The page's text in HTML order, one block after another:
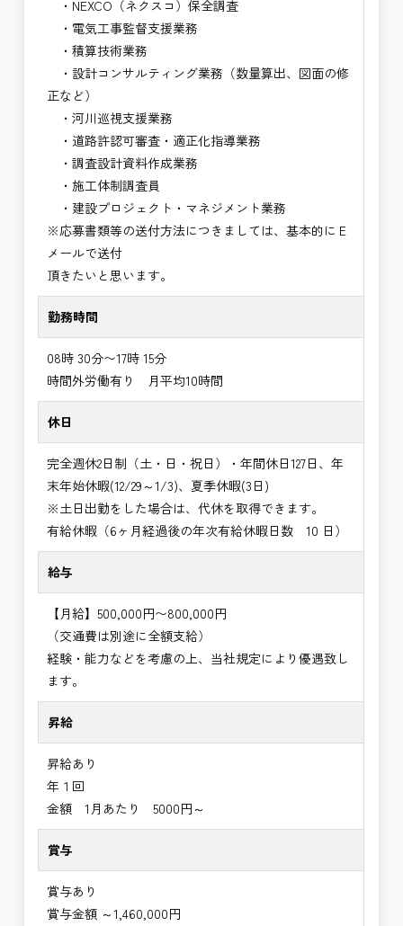
・NEXCO（ネクスコ）保全調査
・電気工事監督支援業務
・積算技術業務
・設計コンサルティング業務（数量算出、図面の修
正など）
・河川巡視支援業務
・道路許認可審査・適正化指導業務
・調査設計資料作成業務
・施工体制調査員
・建設プロジェクト・マネジメント業務
※応募書類等の送付方法につきましては、基本的にＥ
メールで送付
頂きたいと思います。
勤務時間
08時 30分〜17時 15分
時間外労働有り 月平均10時間
休日
完全週休2日制（土・日・祝日）・年間休日127日、年
末年始休暇(12/29～1/3)、夏季休暇(3日)
※土日出勤をした場合は、代休を取得できます。
有給休暇（6ヶ月経過後の年次有給休暇日数 10 日）
給与
【月給】500,000円〜800,000円
（交通費は別途に全額支給）
経験・能力などを考慮の上、当社規定により優遇致し
ます。
昇給
昇給あり
年１回
金額 1月あたり 5000円～
賞与
賞与あり
賞与金額 ～1,460,000円